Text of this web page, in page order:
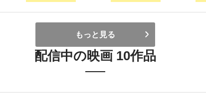
もっと見る
配信中の映画 10作品